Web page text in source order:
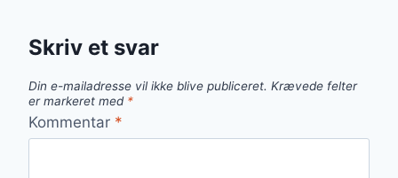
Skriv et svar
Din e-mailadresse vil ikke blive publiceret. Krævede felter
er markeret med *
Kommentar *